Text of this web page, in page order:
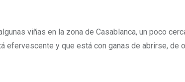
viñas en la zona de Casablanca, un poco
y que está con ganas de abrirse, de